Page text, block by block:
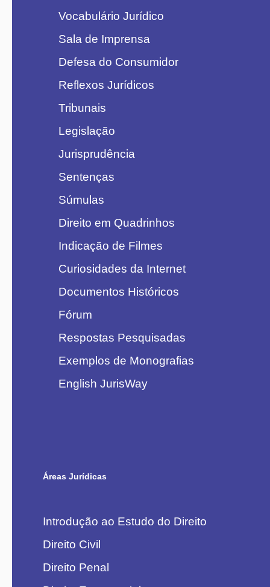
Vocabulário Jurídico
Sala de Imprensa
Defesa do Consumidor
Reflexos Jurídicos
Tribunais
Legislação
Jurisprudência
Sentenças
Súmulas
Direito em Quadrinhos
Indicação de Filmes
Curiosidades da Internet
Documentos Históricos
Fórum
Respostas Pesquisadas
Exemplos de Monografias
English JurisWay
Áreas Jurídicas
Introdução ao Estudo do Direito
Direito Civil
Direito Penal